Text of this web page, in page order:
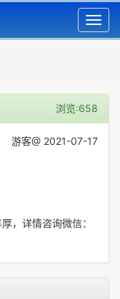
浏览:658
游客@ 2021-07-17
，详情咨询微信：